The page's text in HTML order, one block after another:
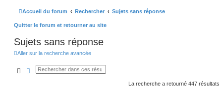
Accueil du forum Rechercher Sujets sans réponse
Quitter le forum et retourner au site
Sujets sans réponse
Aller sur la recherche avancée
Rechercher
Recherche avancée
La recherche a retourné 447 résultats